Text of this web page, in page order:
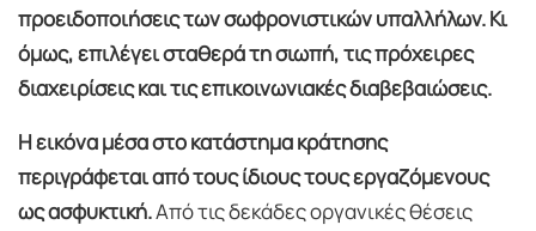
προειδοποιήσεις των σωφρονιστικών υπαλλήλων. Κι
όμως, επιλέγει σταθερά τη σιωπή, τις πρόχειρες
διαχειρίσεις και τις επικοινωνιακές διαβεβαιώσεις.
Η εικόνα μέσα στο κατάστημα κράτησης
περιγράφεται από τους ίδιους τους εργαζόμενους
ως ασφυκτική.Από τις δεκάδες οργανικές θέσεις